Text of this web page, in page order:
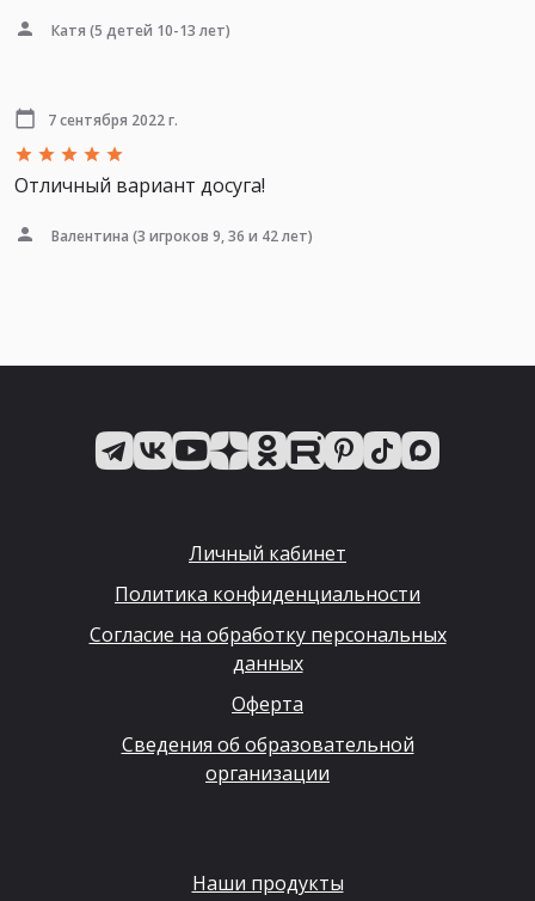
Катя (5 детей 10-13 лет)
7 сентября 2022 г.
Отличный вариант досуга!
Валентина (3 игроков 9, 36 и 42 лет)
Личный кабинет
Политика конфиденциальности
Согласие на обработку персональных
данных
Оферта
Сведения об образовательной
организации
Наши продукты